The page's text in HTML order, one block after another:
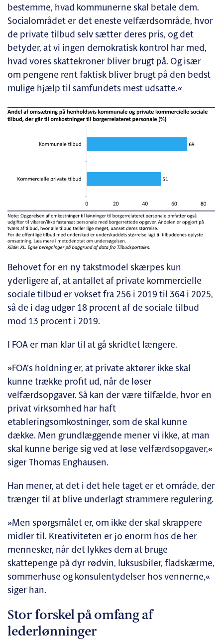
bestemme, hvad kommunerne skal betale dem.
Socialområdet er det eneste velfærdsområde, hvor
de private tilbud selv sætter deres pris, og det
betyder, at vi ingen demokratisk kontrol har med,
hvad vores skattekroner bliver brugt på. Og især
om pengene rent faktisk bliver brugt på den bedst
mulige hjælp til samfundets mest udsatte.«
Behovet for en ny takstmodel skærpes kun
yderligere af, at antallet af private kommercielle
sociale tilbud er vokset fra 256 i 2019 til 364 i 2025,
så de i dag udgør 18 procent af de sociale tilbud
mod 13 procent i 2019.
I FOA er man klar til at gå skridtet længere.
»FOA’s holdning er, at private aktører ikke skal
kunne trække profit ud, når de løser
velfærdsopgaver. Så kan der være tilfælde, hvor en
privat virksomhed har haft
etableringsomkostninger, som de skal kunne
dække. Men grundlæggende mener vi ikke, at man
skal kunne berige sig ved at løse velfærdsopgaver,«
siger Thomas Enghausen.
Han mener, at det i det hele taget er et område, der
trænger til at blive underlagt strammere regulering.
»Men spørgsmålet er, om ikke der skal skrappere
midler til. Kreativiteten er jo enorm hos de her
mennesker, når det lykkes dem at bruge
skattepenge på dyr rødvin, luksusbiler, fladskærme,
sommerhuse og konsulentydelser hos vennerne,«
siger han.
Stor forskel på omfang af
lederlønninger